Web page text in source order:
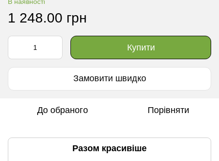
1 248.00 грн
Купити
Замовити швидко
До обраного Порівняти
Разом красивіше